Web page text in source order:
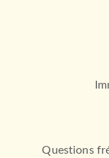
Questions